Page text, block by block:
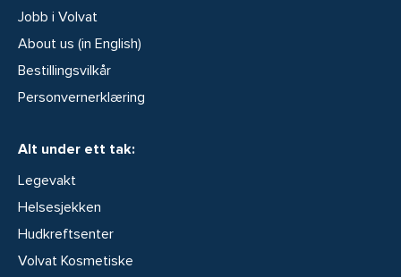
Jobb i Volvat
About us (in English)
Bestillingsvilkår
Personvernerklæring
Alt under ett tak:
Legevakt
Helsesjekken
Hudkreftsenter
Volvat Kosmetiske